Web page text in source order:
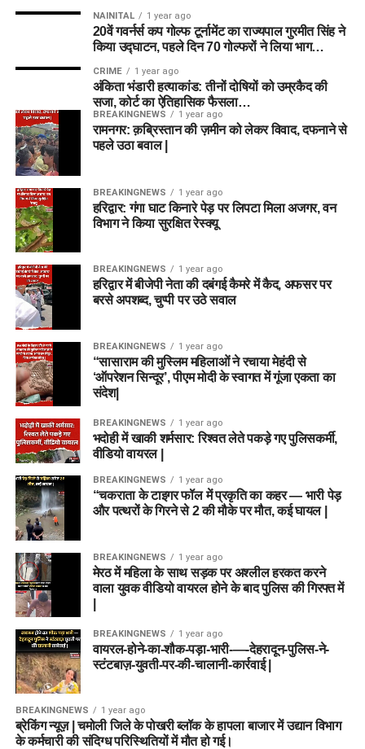
NAINITAL 1 year ago
20वें गवर्नर्स कप गोल्फ टूर्नामेंट का राज्यपाल गुरमीत सिंह ने
किया उद्घाटन, पहले दिन 70 गोल्फरों ने लिया भाग…
CRIME 1 year ago
अंकिता भंडारी हत्याकांड: तीनों दोषियों को उम्रकैद की
सजा, कोर्ट का ऐतिहासिक फैसला…
BREAKINGNEWS 1 year ago
रामनगर: क़ब्रिस्तान की ज़मीन को लेकर विवाद, दफनाने से
पहले उठा बवाल |
BREAKINGNEWS 1 year ago
हरिद्वार: गंगा घाट किनारे पेड़ पर लिपटा मिला अजगर, वन
विभाग ने किया सुरक्षित रेस्क्यू
BREAKINGNEWS 1 year ago
हरिद्वार में बीजेपी नेता की दबंगई कैमरे में कैद, अफसर पर
बरसे अपशब्द, चुप्पी पर उठे सवाल
BREAKINGNEWS 1 year ago
“सासाराम की मुस्लिम महिलाओं ने रचाया मेहंदी से
‘ऑपरेशन सिन्दूर’, पीएम मोदी के स्वागत में गूंजा एकता का
संदेश|
BREAKINGNEWS 1 year ago
भदोही में खाकी शर्मसार: रिश्वत लेते पकड़े गए पुलिसकर्मी,
वीडियो वायरल |
BREAKINGNEWS 1 year ago
“चकराता के टाइगर फॉल में प्रकृति का कहर — भारी पेड़
और पत्थरों के गिरने से 2 की मौके पर मौत, कई घायल |
BREAKINGNEWS 1 year ago
मेरठ में महिला के साथ सड़क पर अश्लील हरकत करने
वाला युवक वीडियो वायरल होने के बाद पुलिस की गिरफ्त में
BREAKINGNEWS 1 year ago
वायरल-होने-का-शौक-पड़ा-भारी-—-देहरादून-पुलिस-ने-
स्टंटबाज़-युवती-पर-की-चालानी-कार्रवाई |
BREAKINGNEWS 1 year ago
ब्रेकिंग न्यूज़ | चमोली जिले के पोखरी ब्लॉक के हापला बाजार में उद्यान विभाग
के कर्मचारी की संदिग्ध परिस्थितियों में मौत हो गई।